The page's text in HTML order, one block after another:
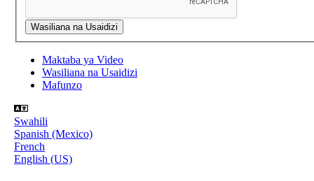
Maktaba ya Video
Wasiliana na Usaidizi
Mafunzo
Swahili
Spanish (Mexico)
French
English (US)